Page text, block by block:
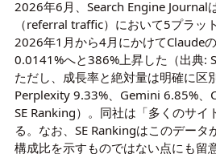
2026年6月、Search Engine Journal
（referral traffic）において5プラッ
2026年1月から4月にかけてClaude
0.0141%へと386%上昇した（出典:
ただし、成長率と絶対量は明確に区
Perplexity 9.33%、Gemini 6.85%、
SE Ranking）。同社は「多くのサ
る。なお、SE Rankingはこのデー
構成比を示すものではない点にも留